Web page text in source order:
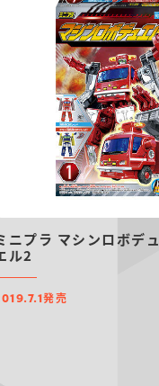
ニプラ マシンロボデュ
ル2
発売